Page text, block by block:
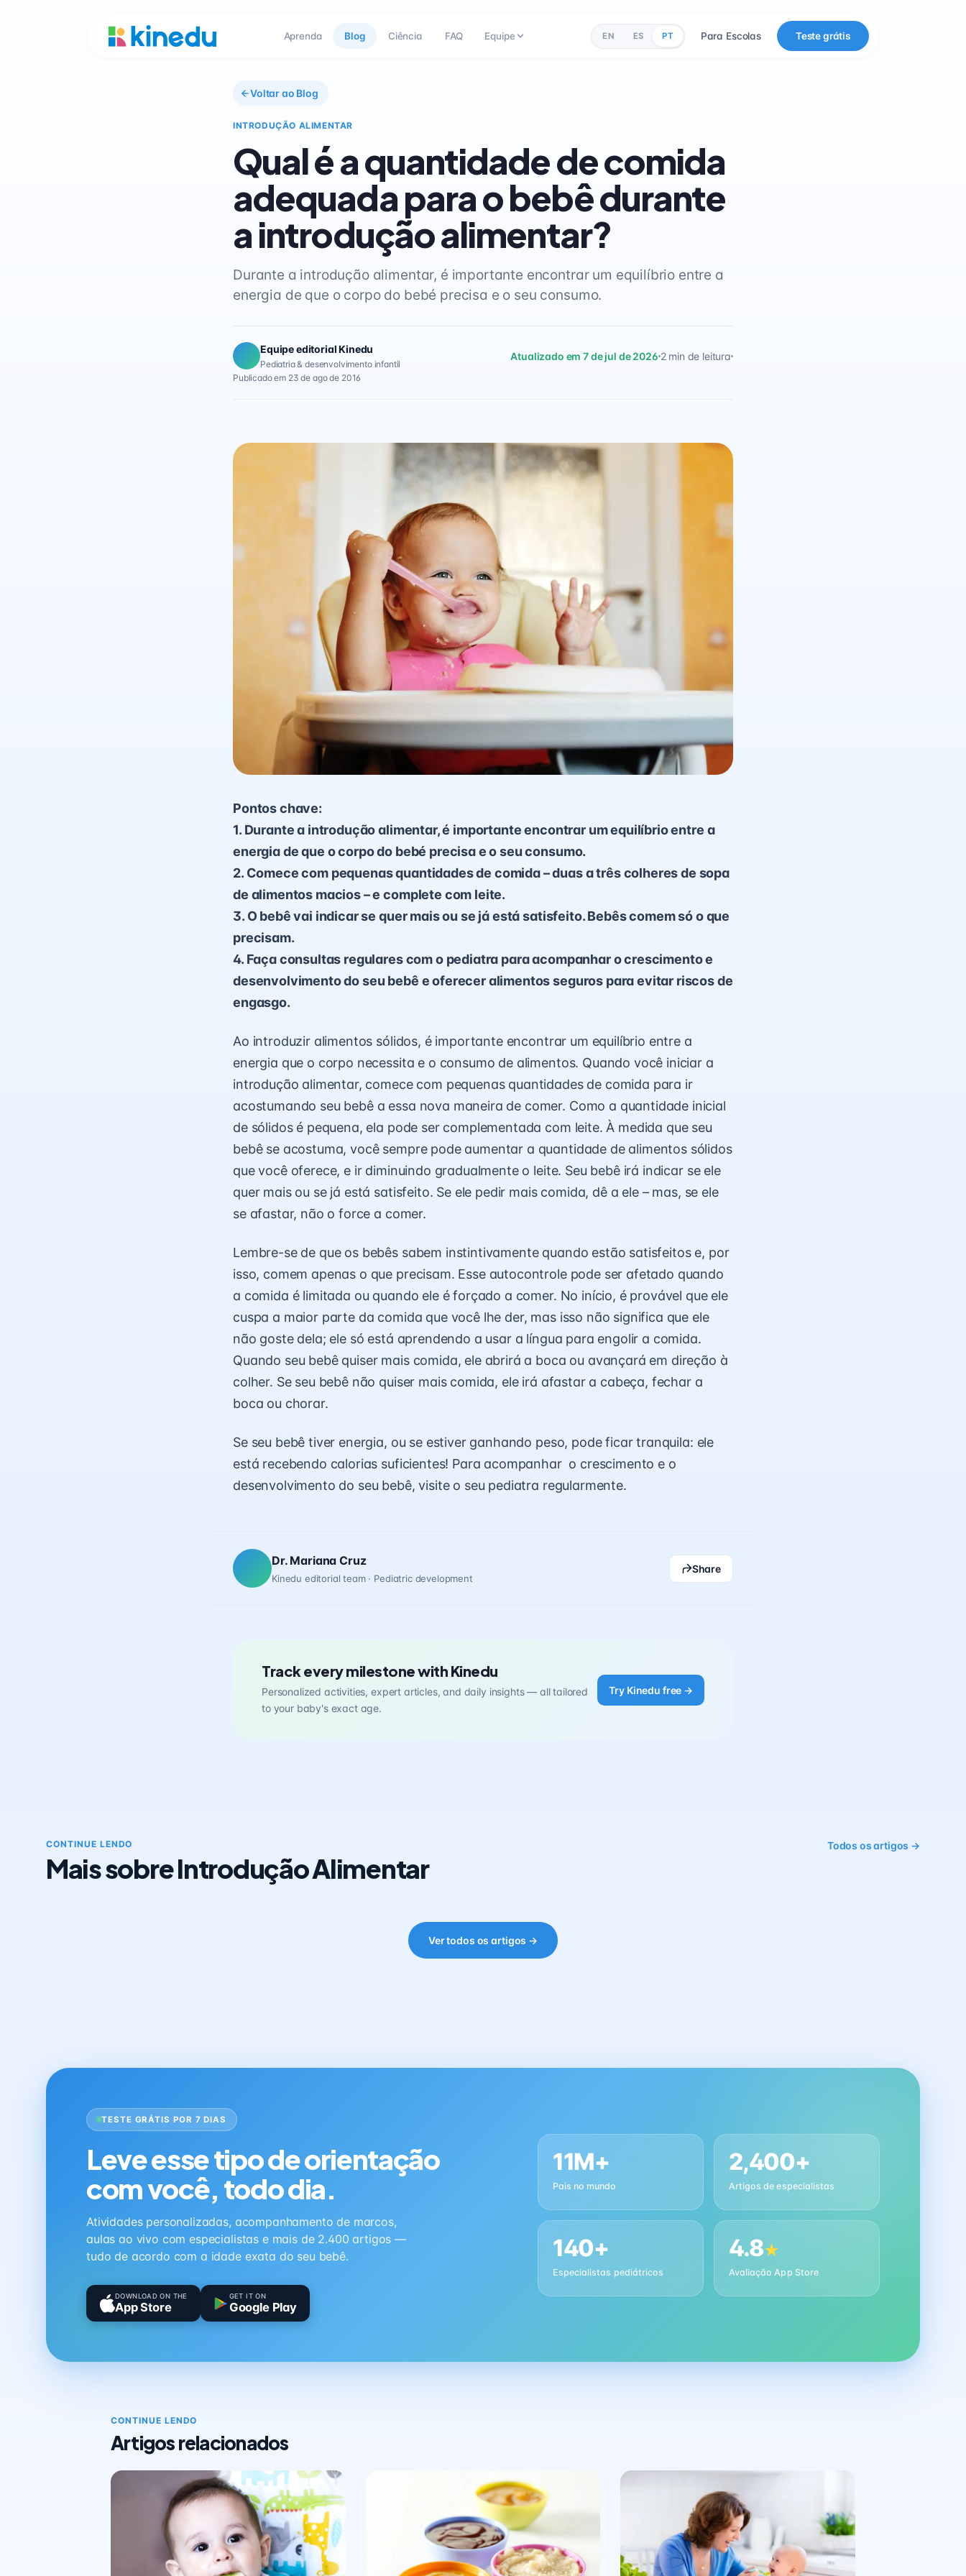
Aprenda Blog Ciência FAQ Equipe EN ES PT Para Escolas Teste grátis
Voltar ao Blog
INTRODUÇÃO ALIMENTAR
Qual é a quantidade de comida
adequada para o bebê durante
a introdução alimentar?
Durante a introdução alimentar, é importante encontrar um equilíbrio entre a
energia de que o corpo do bebé precisa e o seu consumo.
Equipe editorial Kinedu
Pediatria & desenvolvimento infantil
Atualizado em 7 de jul de 2026 2 min de leitura
Publicado em 23 de ago de 2016
Pontos chave:
1. Durante a introdução alimentar, é importante encontrar um equilíbrio entre a
energia de que o corpo do bebé precisa e o seu consumo.
2. Comece com pequenas quantidades de comida – duas a três colheres de sopa
de alimentos macios – e complete com leite.
3. O bebê vai indicar se quer mais ou se já está satisfeito. Bebês comem só o que
precisam.
4. Faça consultas regulares com o pediatra para acompanhar o crescimento e
desenvolvimento do seu bebê e oferecer alimentos seguros para evitar riscos de
engasgo.
Ao introduzir alimentos sólidos, é importante encontrar um equilíbrio entre a
energia que o corpo necessita e o consumo de alimentos. Quando você iniciar a
introdução alimentar, comece com pequenas quantidades de comida para ir
acostumando seu bebê a essa nova maneira de comer. Como a quantidade inicial
de sólidos é pequena, ela pode ser complementada com leite. À medida que seu
bebê se acostuma, você sempre pode aumentar a quantidade de alimentos sólidos
que você oferece, e ir diminuindo gradualmente o leite. Seu bebê irá indicar se ele
quer mais ou se já está satisfeito. Se ele pedir mais comida, dê a ele – mas, se ele
se afastar, não o force a comer.
Lembre-se de que os bebês sabem instintivamente quando estão satisfeitos e, por
isso, comem apenas o que precisam. Esse autocontrole pode ser afetado quando
a comida é limitada ou quando ele é forçado a comer. No início, é provável que ele
cuspa a maior parte da comida que você lhe der, mas isso não significa que ele
não goste dela; ele só está aprendendo a usar a língua para engolir a comida.
Quando seu bebê quiser mais comida, ele abrirá a boca ou avançará em direção à
colher. Se seu bebê não quiser mais comida, ele irá afastar a cabeça, fechar a
boca ou chorar.
Se seu bebê tiver energia, ou se estiver ganhando peso, pode ficar tranquila: ele
está recebendo calorias suficientes! Para acompanhar o crescimento e o
desenvolvimento do seu bebê, visite o seu pediatra regularmente.
Dr. Mariana Cruz
Kinedu editorial team · Pediatric development
Share
Track every milestone with Kinedu
Personalized activities, expert articles, and daily insights — all tailored
to your baby's exact age.
Try Kinedu free →
CONTINUE LENDO
Mais sobre Introdução Alimentar
Todos os artigos →
Ver todos os artigos →
TESTE GRÁTIS POR 7 DIAS
Leve esse tipo de orientação
com você, todo dia.
Atividades personalizadas, acompanhamento de marcos,
aulas ao vivo com especialistas e mais de 2.400 artigos —
tudo de acordo com a idade exata do seu bebê.
DOWNLOAD ON THE
App Store
GET IT ON
Google Play
11M+
Pais no mundo
2,400+
Artigos de especialistas
140+
Especialistas pediátricos
4.8★
Avaliação App Store
CONTINUE LENDO
Artigos relacionados